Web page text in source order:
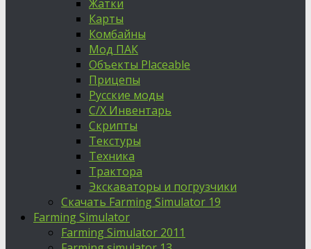
Жатки
Карты
Комбайны
Мод ПАК
Объекты Placeable
Прицепы
Русские моды
С/Х Инвентарь
Скрипты
Текстуры
Техника
Трактора
Экскаваторы и погрузчики
Скачать Farming Simulator 19
Farming Simulator
Farming Simulator 2011